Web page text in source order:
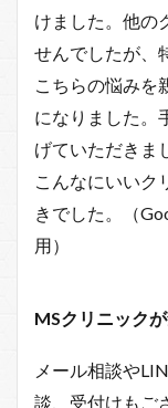
けました。他の
せんでしたが、
こちらの悩みを
になりました。
げていただきま
こんなにいいク
きでした。（
用）
MSクリニックが
メール相談や
談、受付けもご